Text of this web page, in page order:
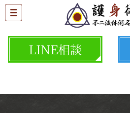
LINE相談